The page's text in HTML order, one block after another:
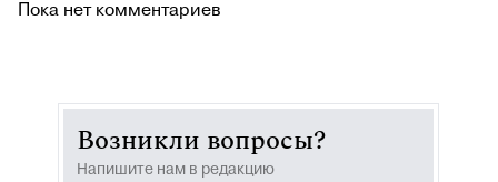
Пока нет комментариев
Возникли вопросы?
Напишите нам в редакцию